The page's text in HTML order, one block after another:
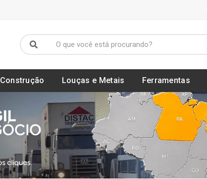
Construção Louças e Metais Ferramentas